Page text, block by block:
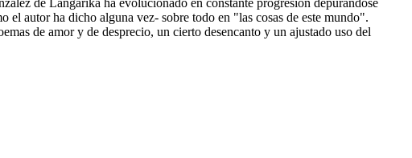
autor ha dicho alguna vez- sobre todo en "las cosas de este mundo".
de amor y de desprecio, un cierto desencanto y un ajustado uso del